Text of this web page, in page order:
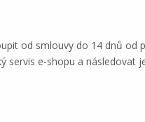
od smlouvy do 14 dnů od
e-shopu a následovat